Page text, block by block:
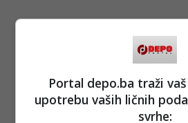
Portal depo.ba traži
upotrebu vaših ličnih
svrhe: